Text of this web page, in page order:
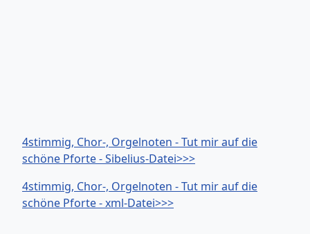
4stimmig, Chor-, Orgelnoten - Tut mir auf die
schöne Pforte - Sibelius-Datei>>>
4stimmig, Chor-, Orgelnoten - Tut mir auf die
schöne Pforte - xml-Datei>>>